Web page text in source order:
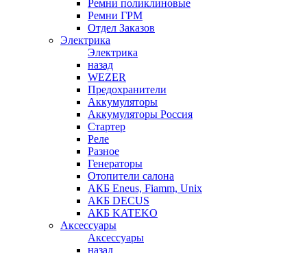
Ремни поликлиновые
Ремни ГРМ
Отдел Заказов
Электрика
Электрика
назад
WEZER
Предохранители
Аккумуляторы
Аккумуляторы Россия
Стартер
Реле
Разное
Генераторы
Отопители салона
АКБ Eneus, Fiamm, Unix
АКБ DECUS
АКБ KATEKO
Аксессуары
Аксессуары
назад